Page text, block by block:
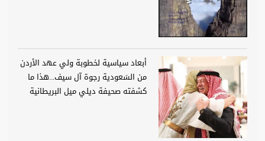
أبعاد سياسية لخطوبة ولي عهد الأردن
من السَعودية رجوة آل سيف...هذا ما
كشفته صحيفة ديلي ميل البريطانية